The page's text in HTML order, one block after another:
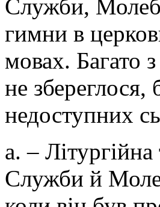
Служби,
гимни в
мовах. Багато
не
недоступних
а. –
Служби й